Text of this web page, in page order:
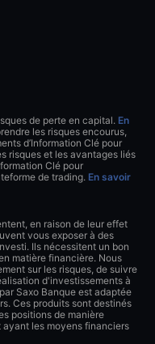
de perte en capital. En
les risques encourus,
d’Information Clé pour
risques et les avantages liés
Clé pour
de trading. En savoir
en raison de leur effet
vous exposer à des
Ils nécessitent un bon
matière financière. Nous
sur les risques, de suivre
d'investissements à
Saxo Banque est adaptée
Ces produits sont destinés
positions de manière
les moyens financiers